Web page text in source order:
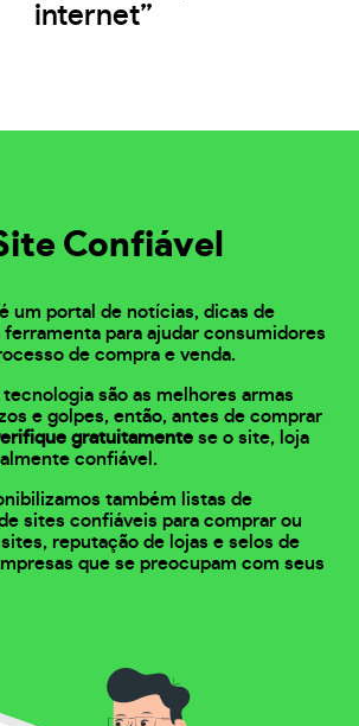
internet”
Confiável
um portal de notícias, dicas de
ferramenta para ajudar consumidores
de compra e venda.
são as melhores armas
e golpes, então, antes de comprar
gratuitamente se o site, loja
confiável.
também listas de
sites confiáveis para comprar ou
reputação de lojas e selos de
que se preocupam com seus